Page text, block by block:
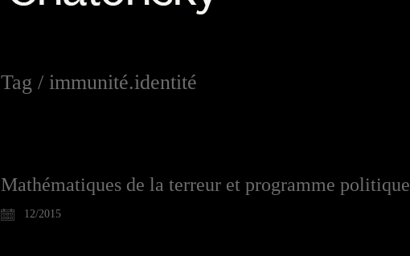
Tag / immunité.identité
Mathématiques de la terreur et programme politique
12/2015